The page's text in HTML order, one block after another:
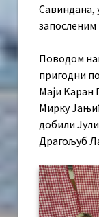
Савиндана,
Поводом
пригодни
Маји
Мирку
добили
Драгољуб